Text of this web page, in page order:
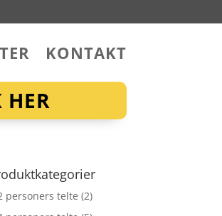
KONTAKT
HER
personers telte (2)